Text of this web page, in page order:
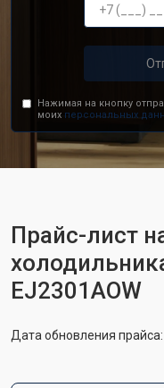
Нажимая на кнопку
моих персональных
Прайс-лист
EJ2301AOW
Дата обновления